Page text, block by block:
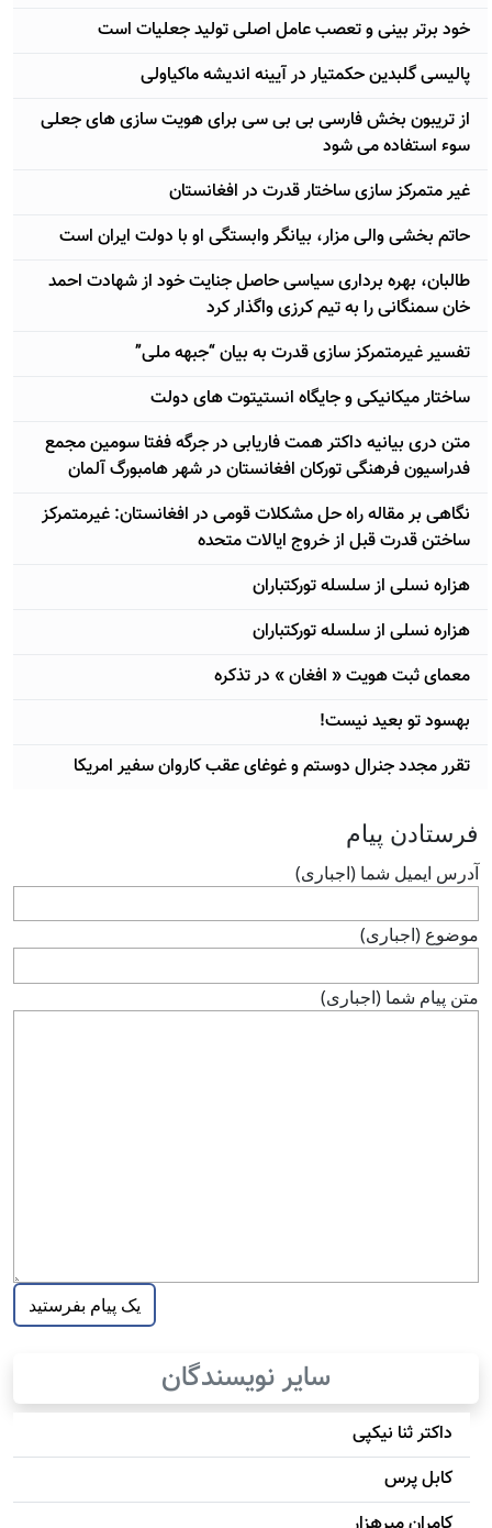
خود برتر بینی و تعصب عامل اصلى تولید جعلیات است
پالیسى گلبدین حکمتیار در آیینه اندیشه ماکیاولى
از تریبون بخش فارسی بی بی سی برای هویت سازی های جعلی
سوء استفاده می شود
غیر متمركز سازی ساختار قدرت در افغانستان
حاتم بخشی والی مزار، بیانگر وابستگی او با دولت ایران است
طالبان، بهره برداری سیاسی حاصل جنایت خود از شهادت احمد
خان سمنگانی را به تیم كرزی واگذار کرد
تفسیر غیرمتمركز سازی قدرت به بیان “جبهه ملی”
ساختار ميكانيكی و جايگاه انستيتوت های دولت
متن دری بیانیه داكتر همت فاریابی در جرگه ففتا سومین مجمع
فدراسیون فرهنگی توركان افغانستان در شهر هامبورگ آلمان
نگاهی بر مقاله راه حل مشکلات قومی در افغانستان: غیرمتمرکز
ساختن قدرت قبل از خروج ایالات متحده
هزاره نسلی از سلسله توركتباران
هزاره نسلی از سلسله توركتباران
معمای ثبت هويت « افغان » در تذكره
بهسود تو بعید نیست!
تقرر مجدد جنرال دوستم و غوغای عقب کاروان سفیر امریکا
فرستادن پيام
آدرس ايميل شما (اجباری)
موضوع (اجباری)
متن پيام شما (اجباری)
سایر نویسندگان
داکتر ثنا نیکپی
کابل پرس